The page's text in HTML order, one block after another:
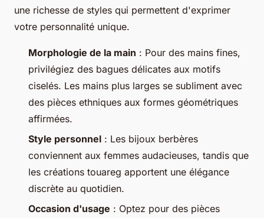
une richesse de styles qui permettent d'exprimer
votre personnalité unique.
Morphologie de la main : Pour des mains fines,
privilégiez des bagues délicates aux motifs
ciselés. Les mains plus larges se subliment avec
des pièces ethniques aux formes géométriques
affirmées.
Style personnel : Les bijoux berbères
conviennent aux femmes audacieuses, tandis que
les créations touareg apportent une élégance
discrète au quotidien.
Occasion d'usage : Optez pour des pièces